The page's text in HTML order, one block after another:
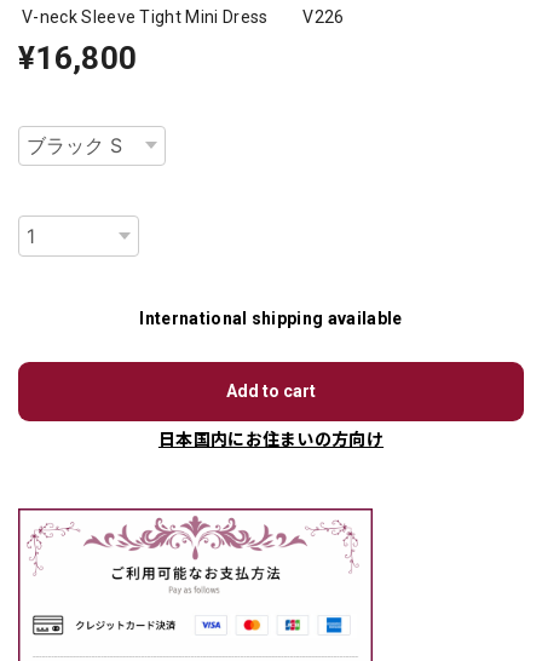
V-neck Sleeve Tight Mini Dress V226
¥16,800
International shipping available
Add to cart
日本国内にお住まいの方向け